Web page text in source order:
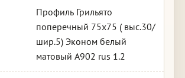
Профиль Грильято
поперечный 75х75 ( выс.30/
шир.5) Эконом белый
матовый А902 rus 1.2